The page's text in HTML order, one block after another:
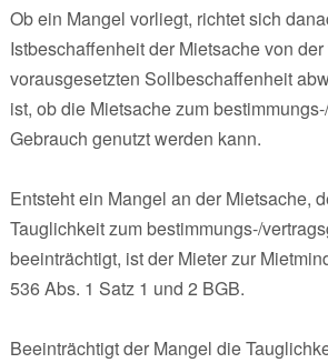
Ob ein Mangel vorliegt, richtet sich
Istbeschaffenheit der Mietsache von
vorausgesetzten Sollbeschaffenheit
ist, ob die Mietsache zum
Gebrauch genutzt werden kann.
Entsteht ein Mangel an der Mietsache,
Tauglichkeit zum bestimmungs-/
beeinträchtigt, ist der Mieter zur
536 Abs. 1 Satz 1 und 2 BGB.
Beeinträchtigt der Mangel die